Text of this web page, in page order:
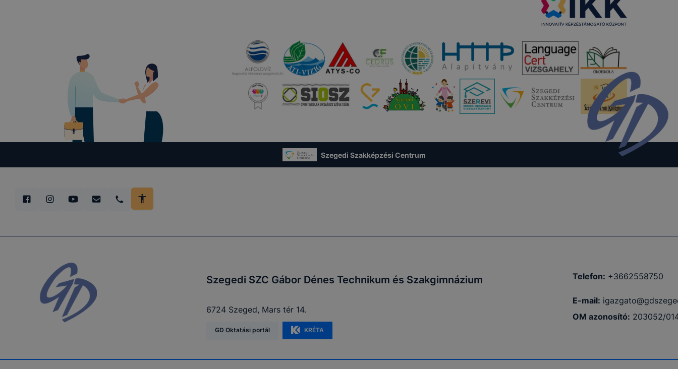
Szegedi Szakképzési Centrum
Szegedi SZC Gábor Dénes Technikum és Szakgimnázium
6724 Szeged, Mars tér 14.
GD Oktatási portál KRÉTA
Telefon: +3662558750
E-mail:
OM azonosító: 203052/
teljes körű használatára, vagy a honlap a tervezettől eltérően fog működni